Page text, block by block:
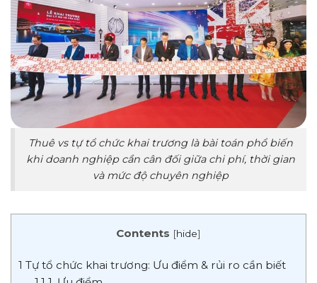
Thuê vs tự tổ chức khai trương là bài toán phổ biến
khi doanh nghiệp cần cân đối giữa chi phí, thời gian
và mức độ chuyên nghiệp
Contents [hide]
1 Tự tổ chức khai trương: Ưu điểm & rủi ro cần biết